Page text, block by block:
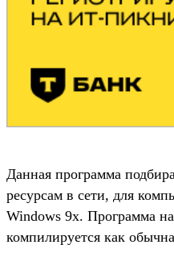
Данная программа
ресурсам в сети, для
Windows 9x. Программа
компилируется как